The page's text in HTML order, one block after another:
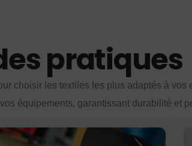
pratiques
choisir les textiles les plus adaptés à vos
équipements, garantissant durabilité et